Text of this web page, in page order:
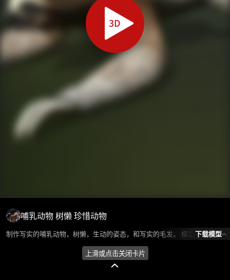
哺乳动物 树懒 珍惜动物
制作写实的哺乳动物，树懒，生动的姿态，和写实的毛发。 模型所属分类为“动物/怪物-哺乳类”，模型风格为写实，模型ID为103648，本模型由设计师 爱喝可乐 在2024-10-28 13:39:11上传，含.fbx，.gltf，.max(3dsMax)相关源文件下载格式，点数为4103，面数为6042，材质数为1，贴图数为1，CG美术之家持续为您更新与数字孪生、影视动画和游戏VR等相关优质资源。
下载模型
上滑或点击关闭卡片